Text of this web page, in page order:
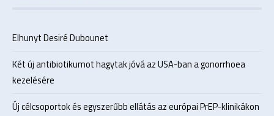
Elhunyt Desiré Dubounet
Két új antibiotikumot hagytak jóvá az USA-ban a gonorrhoea
kezelésére
Új célcsoportok és egyszerűbb ellátás az európai PrEP-klinikákon